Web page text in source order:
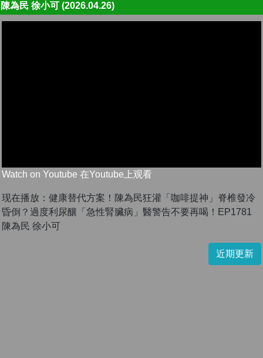
陳為民 徐小可 (2026.04.26)
Watch on Youtube 在Youtube上观看
现在播放：健康替代方案！陳為民狂灌「咖啡提神」脊椎發冷
昏倒？過度利尿釀「急性腎臟病」醫警告不要再喝！EP1781
陳為民 徐小可
近期更新